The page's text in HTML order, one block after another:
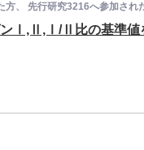
方、 先行研究3216へ参加さ
ンⅠ,Ⅱ,Ⅰ/Ⅱ比の基準値